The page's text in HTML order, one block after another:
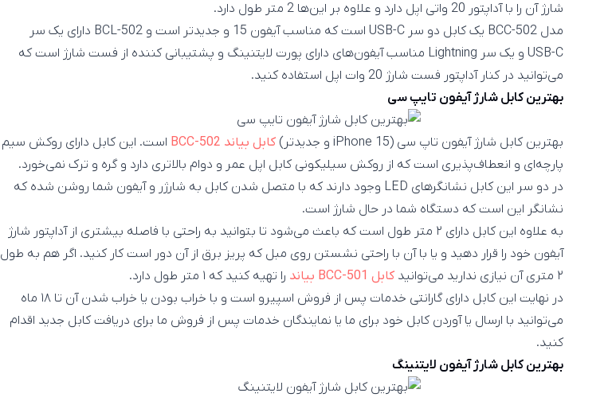
شارژ آن را با آداپتور 20 واتی اپل دارد و علاوه بر این‌ها 2 متر طول دارد.
مدل BCC-502 یک کابل دو سر USB-C است که مناسب آیفون‌ 15 و جدیدتر است و BCL-502 دارای یک سر
USB-C و یک سر Lightning مناسب آیفون‌های دارای پورت لایتنینگ و پشتیبانی کننده از فست شارژ است که
می‌توانید در کنار آداپتور فست شارژ 20 وات اپل استفاده کنید.
بهترین کابل شارژ آیفون تایپ سی
بهترین کابل شارژ آیفون تاپ سی (iPhone 15 و جدیدتر) کابل بیاند BCC-502
است. این کابل دارای روکش سیم
پارچه‌ای و انعطاف‌پذیری است که از روکش سیلیکونی کابل اپل عمر و دوام بالاتری دارد و گره و ترک نمی‌خورد.
در دو سر این کابل نشانگر‌های LED وجود دارند که با متصل شدن کابل به شارژر و آیفون شما روشن شده که
نشانگر این است که دستگاه شما در حال شارژ است.
به علاوه این کابل دارای ۲ متر طول است که باعث می‌شود تا بتوانید به راحتی با فاصله بیشتری از آداپتور شارژ
آیفون خود را قرار دهید و یا با آن با راحتی نشستن روی مبل که پریز برق از آن دور است کار کنید. اگر هم به طول
۲ متری آن نیازی ندارید می‌توانید
کابل BCC-501 بیان د را تهیه کنید که ۱ متر طول دارد.
در نهایت این کابل دارای گارانتی خدمات پس از فروش اسپیرو است و با خراب بودن یا خراب شدن آن تا ۱۸ ماه
می‌توانید با ارسال یا آوردن کابل خود برای ما یا نمایندگان خدمات پس از فروش ما برای دریافت کابل جدید اقدام
کنید.
بهترین کابل شارژ آیفون لایتنینگ